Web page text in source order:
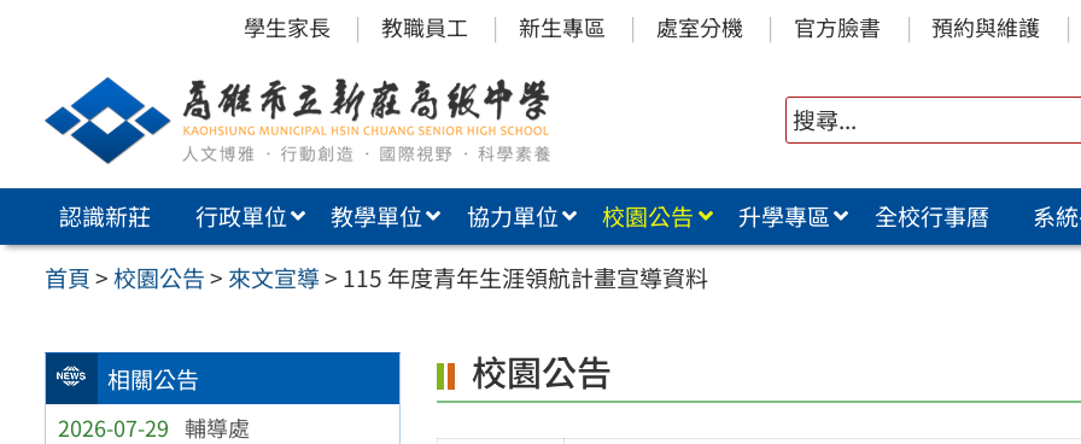
內
學生家長 教職員工 新生專區 處室分機 官方臉書 預約與維護
認識新莊 行政單位 教學單位 協力單位 校園公告 升學專區 全校行事曆
系
首頁>校園公告> 來文宣導> 115 年度青年生涯領航計畫宣導資料
相關公告
2026-07-29 輔導處
校園公告